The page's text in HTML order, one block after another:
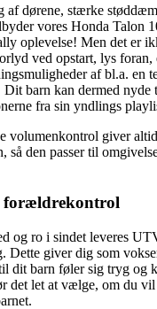
af dørene, stærke
vores Honda Talon
oplevelse! Men det er
ved opstart, lys
af bl.a. en
barn kan dermed nyde
fra sin yndlings
volumenkontrol giver
så den passer til
forældrekontrol
og ro i sindet leveres
Dette giver dig som
dit barn føler sig tryg og
det let at vælge, om du